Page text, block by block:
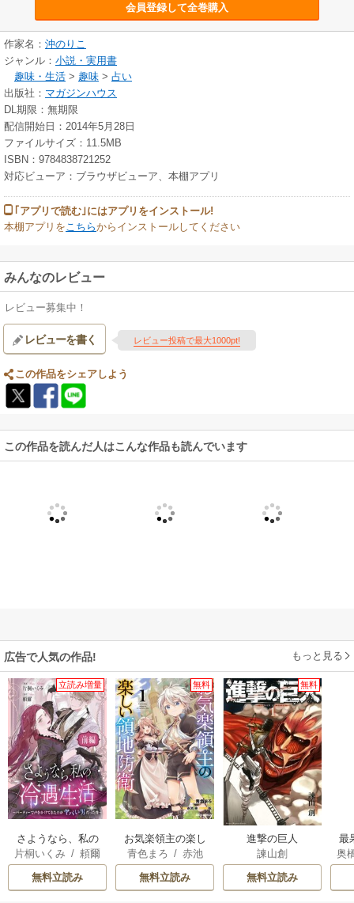
会員登録して全巻購入
作家名： 沖のりこ
ジャンル： 小説・実用書
趣味・生活 > 趣味 > 占い
出版社： マガジンハウス
DL期限：無期限
配信開始日：2014年5月28日
ファイルサイズ：11.5MB
ISBN：9784838721252
対応ビューア：ブラウザビューア、本棚アプリ
｢アプリで読む｣にはアプリをインストール!
本棚アプリを こちらからインストールしてください
みんなのレビュー
レビュー募集中！
レビューを書く レビュー投稿で最大1000pt!
この作品をシェアしよう
この作品を読んだ人はこんな作品も読んでいます
広告で人気の作品! もっと見る
立読み増量
さようなら、私の
冷遇生活 ～パーテ
ィーで声をかけて
きたのがヤバい男
片桐いくみ / 頼爾
無料立読み
無料
お気楽領主の楽し
い領地防衛
青色まろ / 赤池
宗/転
無料立読み
無料
進撃の巨人
諫山創
無料立読み
最
奥
た